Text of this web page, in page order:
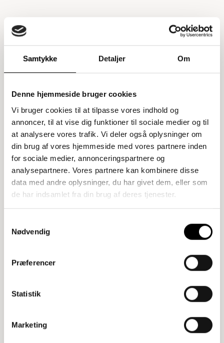
Samtykke Detaljer Om
Denne hjemmeside bruger cookies
Vi bruger cookies til at tilpasse vores indhold og
annoncer, til at vise dig funktioner til sociale medier og til
at analysere vores trafik. Vi deler også oplysninger om
din brug af vores hjemmeside med vores partnere inden
for sociale medier, annonceringspartnere og
analysepartnere. Vores partnere kan kombinere disse
data med andre oplysninger, du har givet dem, eller som
de har indsamlet fra din brug af deres tjenester.
Nødvendig
Præferencer
Statistik
Marketing